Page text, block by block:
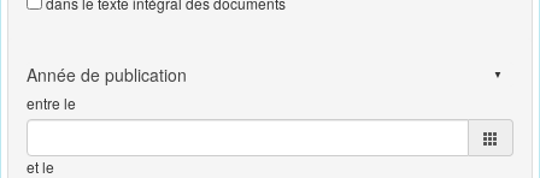
entre le
et le